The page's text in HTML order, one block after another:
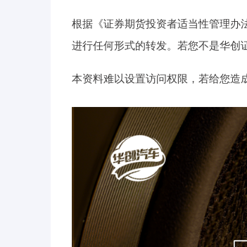
根据《证券期货投资者适当性管理
进行任何形式的转发。若您不是华创
本资料难以设置访问权限，若给您造